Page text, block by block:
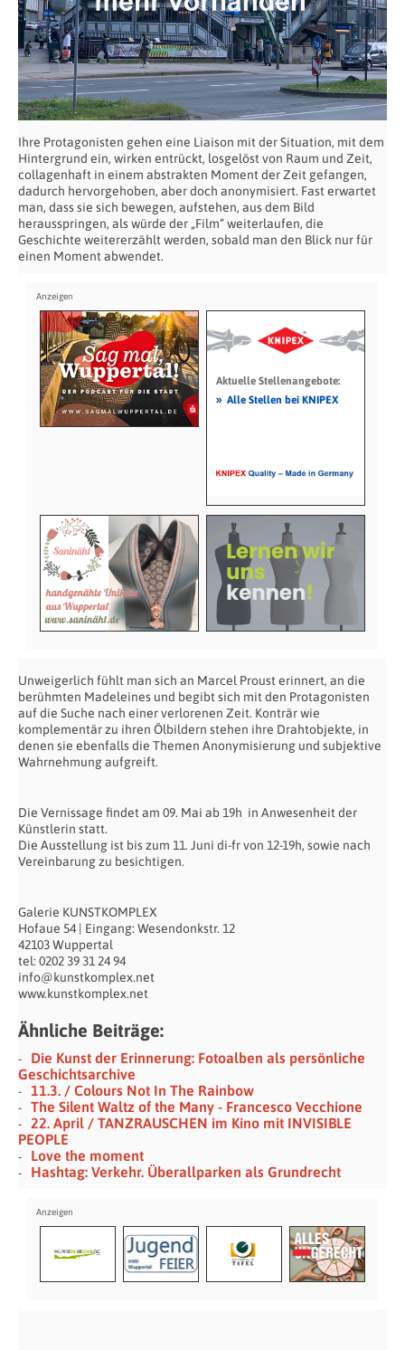
Ihre Protagonisten gehen eine Liaison mit der Situation, mit dem
Hintergrund ein, wirken entrückt, losgelöst von Raum und Zeit,
collagenhaft in einem abstrakten Moment der Zeit gefangen,
dadurch hervorgehoben, aber doch anonymisiert. Fast erwartet
man, dass sie sich bewegen, aufstehen, aus dem Bild
herausspringen, als würde der „Film“ weiterlaufen, die
Geschichte weitererzählt werden, sobald man den Blick nur für
einen Moment abwendet.
Aktuelle Stellenangebote:
» Alle Stellen bei KNIPEX
Unweigerlich fühlt man sich an Marcel Proust erinnert, an die
berühmten Madeleines und begibt sich mit den Protagonisten
auf die Suche nach einer verlorenen Zeit. Konträr wie
komplementär zu ihren Ölbildern stehen ihre Drahtobjekte, in
denen sie ebenfalls die Themen Anonymisierung und subjektive
Wahrnehmung aufgreift.
Die Vernissage findet am 09. Mai ab 19h in Anwesenheit der
Künstlerin statt.
Die Ausstellung ist bis zum 11. Juni di-fr von 12-19h, sowie nach
Vereinbarung zu besichtigen.
Galerie KUNSTKOMPLEX
Hofaue 54 | Eingang: Wesendonkstr. 12
42103 Wuppertal
tel: 0202 39 31 24 94
info@kunstkomplex.net
www.kunstkomplex.net
Ähnliche Beiträge:
Die Kunst der Erinnerung: Fotoalben als persönliche
Geschichtsarchive
11.3. / Colours Not In The Rainbow
The Silent Waltz of the Many - Francesco Vecchione
22. April / TANZRAUSCHEN im Kino mit INVISIBLE
PEOPLE
Love the moment
Hashtag: Verkehr. Überallparken als Grundrecht